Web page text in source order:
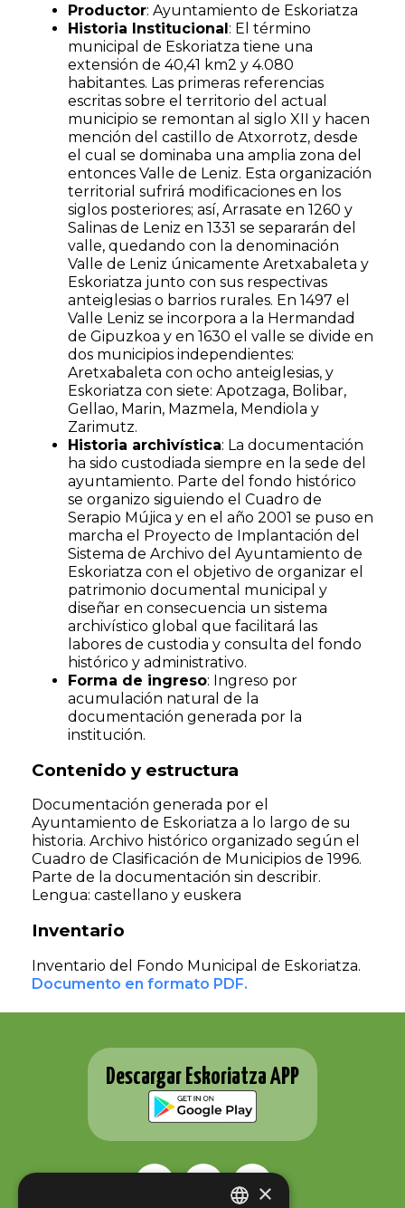
Productor: Ayuntamiento de Eskoriatza
Historia Institucional: El término
municipal de Eskoriatza tiene una
extensión de 40,41 km2 y 4.080
habitantes. Las primeras referencias
escritas sobre el territorio del actual
municipio se remontan al siglo XII y hacen
mención del castillo de Atxorrotz, desde
el cual se dominaba una amplia zona del
entonces Valle de Leniz. Esta organización
territorial sufrirá modificaciones en los
siglos posteriores; así, Arrasate en 1260 y
Salinas de Leniz en 1331 se separarán del
valle, quedando con la denominación
Valle de Leniz únicamente Aretxabaleta y
Eskoriatza junto con sus respectivas
anteiglesias o barrios rurales. En 1497 el
Valle Leniz se incorpora a la Hermandad
de Gipuzkoa y en 1630 el valle se divide en
dos municipios independientes:
Aretxabaleta con ocho anteiglesias, y
Eskoriatza con siete: Apotzaga, Bolibar,
Gellao, Marin, Mazmela, Mendiola y
Zarimutz.
Historia archivística: La documentación
ha sido custodiada siempre en la sede del
ayuntamiento. Parte del fondo histórico
se organizo siguiendo el Cuadro de
Serapio Mújica y en el año 2001 se puso en
marcha el Proyecto de Implantación del
Sistema de Archivo del Ayuntamiento de
Eskoriatza con el objetivo de organizar el
patrimonio documental municipal y
diseñar en consecuencia un sistema
archivístico global que facilitará las
labores de custodia y consulta del fondo
histórico y administrativo.
Forma de ingreso: Ingreso por
acumulación natural de la
documentación generada por la
institución.
Contenido y estructura
Documentación generada por el
Ayuntamiento de Eskoriatza a lo largo de su
historia. Archivo histórico organizado según el
Cuadro de Clasificación de Municipios de 1996.
Parte de la documentación sin describir.
Lengua: castellano y euskera
Inventario
Inventario del Fondo Municipal de Eskoriatza.
Documento en formato PDF.
Descargar Eskoriatza APP
×